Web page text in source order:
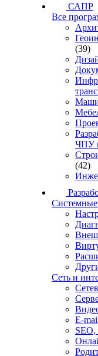
САПР
Все
(39)
ЧПУ
(42)
Сеть и
E-
SEO,